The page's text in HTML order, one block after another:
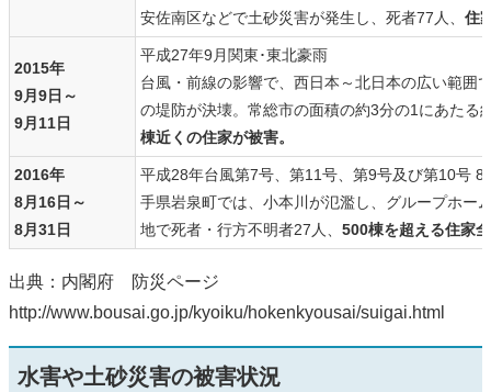
安佐南区などで土砂災害が発生し、死者77人、 住
2015年
9月9日～
9月11日
平成27年9月関東･東北豪雨
台風・前線の影響で、西日本～北日本の広い範囲
の堤防が決壊。常総市の面積の約3分の1にあたる
棟近くの住家が被害。
2016年
8月16日～
8月31日
平成28年台風第7号、第11号、第9号及び第10号
手県岩泉町では、小本川が氾濫し、グループホー
地で死者・行方不明者27人、 500棟を超える住家
出典：内閣府 防災ページ
http://www.bousai.go.jp/kyoiku/hokenkyousai/suigai.html
水害や土砂災害の被害状況